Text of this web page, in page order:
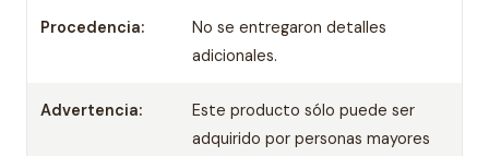
Procedencia:
No se entregaron detalles
adicionales.
Advertencia:
Este producto sólo puede ser
adquirido por personas mayores